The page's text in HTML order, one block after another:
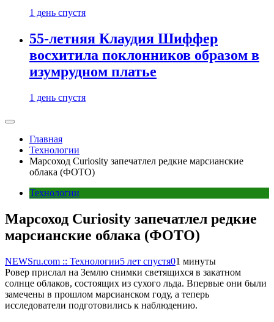
1 день спустя
55-летняя Клаудия Шиффер
восхитила поклонников образом в
изумрудном платье
1 день спустя
Главная
Технологии
Марсоход Curiosity запечатлел редкие марсианские
облака (ФОТО)
Технологии
Марсоход Curiosity запечатлел редкие
марсианские облака (ФОТО)
NEWSru.com :: Технологии5 лет спустя01 минуты
Ровер прислал на Землю снимки светящихся в закатном
солнце облаков, состоящих из сухого льда. Впервые они были
замечены в прошлом марсианском году, а теперь
исследователи подготовились к наблюдению.